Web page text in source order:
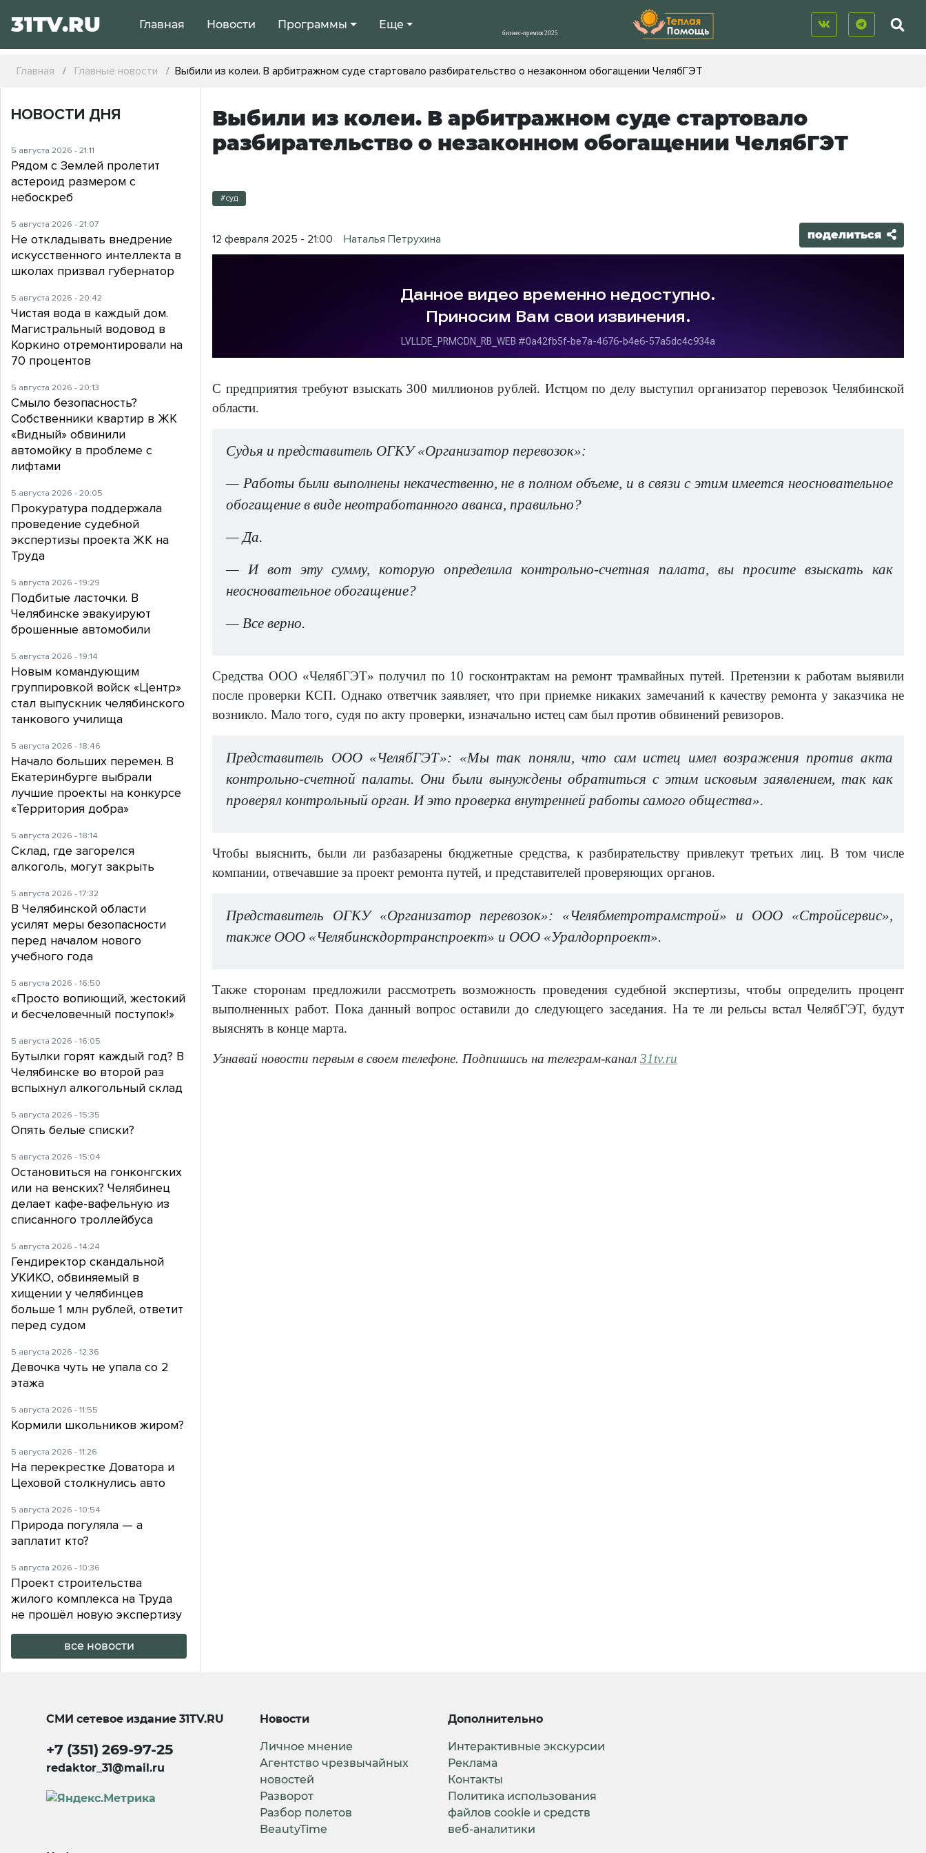
31TV.RU Главная Новости Программы Еще
Главная Главные новости Выбили из колеи. В арбитражном суде стартовало разбирательство о незаконном обогащении ЧелябГЭТ
Выбили из колеи. В арбитражном суде стартовало
разбирательство о незаконном обогащении ЧелябГЭТ
#суд
12 февраля 2025 - 21:00 Наталья Петрухина поделиться
С предприятия требуют взыскать 300 миллионов рублей. Истцом по делу выступил организатор перевозок Челябинской
области.
Судья и представитель ОГКУ «Организатор перевозок»:
— Работы были выполнены некачественно, не в полном объеме, и в связи с этим имеется неосновательное
обогащение в виде неотработанного аванса, правильно?
— Да.
— И вот эту сумму, которую определила контрольно-счетная палата, вы просите взыскать как
неосновательное обогащение?
— Все верно.
Средства ООО «ЧелябГЭТ» получил по 10 госконтрактам на ремонт трамвайных путей. Претензии к работам выявили
после проверки КСП. Однако ответчик заявляет, что при приемке никаких замечаний к качеству ремонта у заказчика не
возникло. Мало того, судя по акту проверки, изначально истец сам был против обвинений ревизоров.
Представитель ООО «ЧелябГЭТ»: «Мы так поняли, что сам истец имел возражения против акта
контрольно-счетной палаты. Они были вынуждены обратиться с этим исковым заявлением, так как
проверял контрольный орган. И это проверка внутренней работы самого общества».
Чтобы выяснить, были ли разбазарены бюджетные средства, к разбирательству привлекут третьих лиц. В том числе
компании, отвечавшие за проект ремонта путей, и представителей проверяющих органов.
Представитель ОГКУ «Организатор перевозок»: «Челябметротрамстрой» и ООО «Стройсервис»,
также ООО «Челябинскдортранспроект» и ООО «Уралдорпроект».
Также сторонам предложили рассмотреть возможность проведения судебной экспертизы, чтобы определить процент
выполненных работ. Пока данный вопрос оставили до следующего заседания. На те ли рельсы встал ЧелябГЭТ, будут
выяснять в конце марта.
Узнавай новости первым в своем телефоне. Подпишись на телеграм-канал31tv.ru
НОВОСТИ ДНЯ
5 августа 2026 - 21:11
Рядом с Землей пролетит
астероид размером с
небоскреб
5 августа 2026 - 21:07
Не откладывать внедрение
искусственного интеллекта в
школах призвал губернатор
5 августа 2026 - 20:42
Чистая вода в каждый дом.
Магистральный водовод в
Коркино отремонтировали на
70 процентов
5 августа 2026 - 20:13
Смыло безопасность?
Собственники квартир в ЖК
«Видный» обвинили
автомойку в проблеме с
лифтами
5 августа 2026 - 20:05
Прокуратура поддержала
проведение судебной
экспертизы проекта ЖК на
Труда
5 августа 2026 - 19:29
Подбитые ласточки. В
Челябинске эвакуируют
брошенные автомобили
5 августа 2026 - 19:14
Новым командующим
группировкой войск «Центр»
стал выпускник челябинского
танкового училища
5 августа 2026 - 18:46
Начало больших перемен. В
Екатеринбурге выбрали
лучшие проекты на конкурсе
«Территория добра»
5 августа 2026 - 18:14
Склад, где загорелся
алкоголь, могут закрыть
5 августа 2026 - 17:32
В Челябинской области
усилят меры безопасности
перед началом нового
учебного года
5 августа 2026 - 16:50
«Просто вопиющий, жестокий
и бесчеловечный поступок!»
5 августа 2026 - 16:05
Бутылки горят каждый год? В
Челябинске во второй раз
вспыхнул алкогольный склад
5 августа 2026 - 15:35
Опять белые списки?
5 августа 2026 - 15:04
Остановиться на гонконгских
или на венских? Челябинец
делает кафе-вафельную из
списанного троллейбуса
5 августа 2026 - 14:24
Гендиректор скандальной
УКИКО, обвиняемый в
хищении у челябинцев
больше 1 млн рублей, ответит
перед судом
5 августа 2026 - 12:36
Девочка чуть не упала со 2
этажа
5 августа 2026 - 11:55
Кормили школьников жиром?
5 августа 2026 - 11:26
На перекрестке Доватора и
Цеховой столкнулись авто
5 августа 2026 - 10:54
Природа погуляла — а
заплатит кто?
5 августа 2026 - 10:36
Проект строительства
жилого комплекса на Труда
не прошёл новую экспертизу
все новости
СМИ сетевое издание31TV.RU
+7 (351) 269-97-25
redaktor_31@mail.ru
Новости
Личное мнение
Агентство чрезвычайных
новостей
Разворот
Разбор полетов
BeautyTime
Дополнительно
Интерактивные экскурсии
Реклама
Контакты
Политика использования
файлов cookie и средств
веб-аналитики